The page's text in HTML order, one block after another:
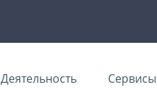
Деятельность Сервисы